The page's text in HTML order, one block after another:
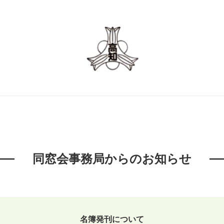
同窓会事務局からのお知らせ
名簿発刊について